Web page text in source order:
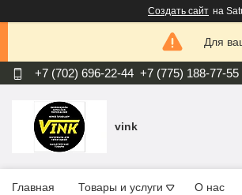
Создать сайт на
Для
+7 (702) 696-22-44 +7 (775) 188-77-55
vink
Главная Товары и услуги О нас